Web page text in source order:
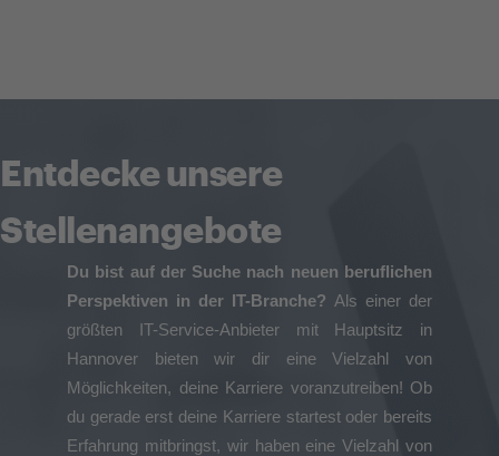
Entdecke unsere
Stellenangebote
Du bist auf der Suche nach neuen beruflichen
Perspektiven in der IT-Branche? Als einer der
größten IT-Service-Anbieter mit Hauptsitz in
Hannover bieten wir dir eine Vielzahl von
Möglichkeiten, deine Karriere voranzutreiben! Ob
du gerade erst deine Karriere startest oder bereits
Erfahrung mitbringst, wir haben eine Vielzahl von